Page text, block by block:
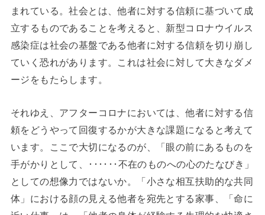
まれている。社会とは、他者に対する信頼に基づいて成
立するものであることを考えると、新型コロナウイルス
感染症は社会の基盤である他者に対する信頼を切り崩し
ていく恐れがあります。これは社会に対して大きなダメ
ージをもたらします。
それゆえ、アフターコロナにおいては、他者に対する信
頼をどうやって回復するかが大きな課題になると考えて
います。ここで大切になるのが、「眼の前にあるものを
手がかりとして、･･････不在のものへの心のたなびき」
としての想像力ではないか。「小さな相互扶助的な共同
体」における顔の見える他者を宛先とする家事、「命に